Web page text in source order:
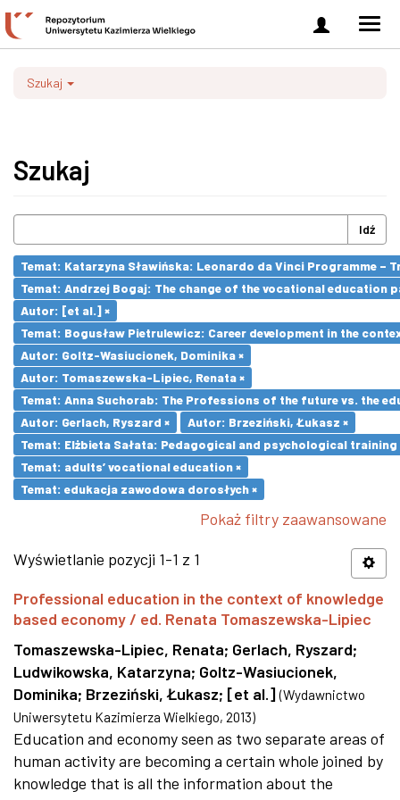
Zaloguj
się
Szukaj
Szukaj
Idź
Temat: Katarzyna Sławińska: Leonardo da Vinci Programme
Temat: Andrzej Bogaj: The change of the vocational education
Autor: [et al.] ×
Temat: Bogusław Pietrulewicz: Career development in the
Autor: Goltz-Wasiucionek, Dominika ×
Autor: Tomaszewska-Lipiec, Renata ×
Temat: Anna Suchorab: The Professions of the future vs. the
Autor: Gerlach, Ryszard ×
Autor: Brzeziński, Łukasz ×
Temat: Elżbieta Sałata: Pedagogical and psychological
Temat: adults’ vocational education ×
Temat: edukacja zawodowa dorosłych ×
Pokaż filtry zaawansowane
Wyświetlanie pozycji 1-1 z 1
Professional education in the context of knowledge
based economy / ed. Renata Tomaszewska-Lipiec
Tomaszewska-Lipiec, Renata; Gerlach, Ryszard;
Ludwikowska, Katarzyna; Goltz-Wasiucionek,
Dominika; Brzeziński, Łukasz; [et al.] (Wydawnictwo
Uniwersytetu Kazimierza Wielkiego, 2013)
Education and economy seen as two separate areas of
human activity are becoming a certain whole joined by
knowledge that is all the information about the